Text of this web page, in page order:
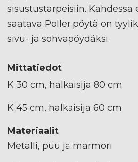
sisustustarpeisiin. Kahdessa
saatava Poller pöytä on
sivu- ja sohvapöydäksi.
Mittatiedot
K 30 cm, halkaisija 80 cm
K 45 cm, halkaisija 60 cm
Materiaalit
Metalli, puu ja marmori